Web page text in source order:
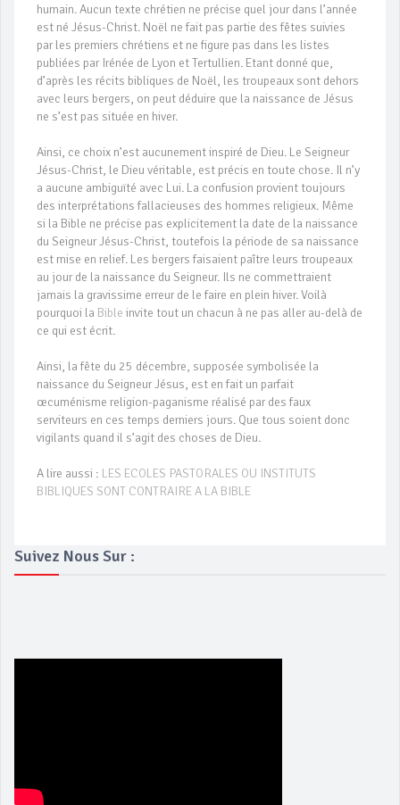
humain. Aucun texte chrétien ne précise quel jour dans l’année
est né Jésus-Christ. Noël ne fait pas partie des fêtes suivies
par les premiers chrétiens et ne figure pas dans les listes
publiées par Irénée de Lyon et Tertullien. Etant donné que,
d’après les récits bibliques de Noël, les troupeaux sont dehors
avec leurs bergers, on peut déduire que la naissance de Jésus
ne s’est pas située en hiver.
Ainsi, ce choix n’est aucunement inspiré de Dieu. Le Seigneur
Jésus-Christ, le Dieu véritable, est précis en toute chose. Il n’y
a aucune ambiguïté avec Lui. La confusion provient toujours
des interprétations fallacieuses des hommes religieux. Même
si la Bible ne précise pas explicitement la date de la naissance
du Seigneur Jésus-Christ, toutefois la période de sa naissance
est mise en relief. Les bergers faisaient paître leurs troupeaux
au jour de la naissance du Seigneur. Ils ne commettraient
jamais la gravissime erreur de le faire en plein hiver. Voilà
pourquoi la Bible invite tout un chacun à ne pas aller au-delà de
ce qui est écrit.
Ainsi, la fête du 25 décembre, supposée symbolisée la
naissance du Seigneur Jésus, est en fait un parfait
œcuménisme religion-paganisme réalisé par des faux
serviteurs en ces temps derniers jours. Que tous soient donc
vigilants quand il s’agit des choses de Dieu.
A lire aussi : LES ECOLES PASTORALES OU INSTITUTS
BIBLIQUES SONT CONTRAIRE A LA BIBLE
Suivez Nous Sur :